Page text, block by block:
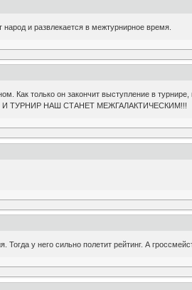
народ и развлекается в межтурнирное время.
Как только он закончит выступление в
И ТУРНИР НАШ СТАНЕТ МЕЖГАЛАКТИЧЕСКИМ!!!
у него сильно полетит рейтинг. А